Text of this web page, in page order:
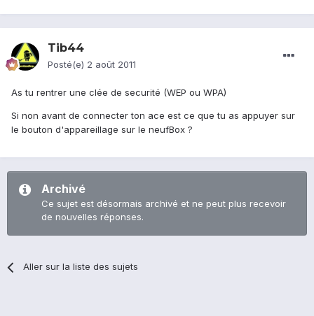
Tib44
Posté(e) 2 août 2011
As tu rentrer une clée de securité (WEP ou WPA)
Si non avant de connecter ton ace est ce que tu as appuyer sur
le bouton d'appareillage sur le neufBox ?
Archivé
Ce sujet est désormais archivé et ne peut plus recevoir
de nouvelles réponses.
Aller sur la liste des sujets